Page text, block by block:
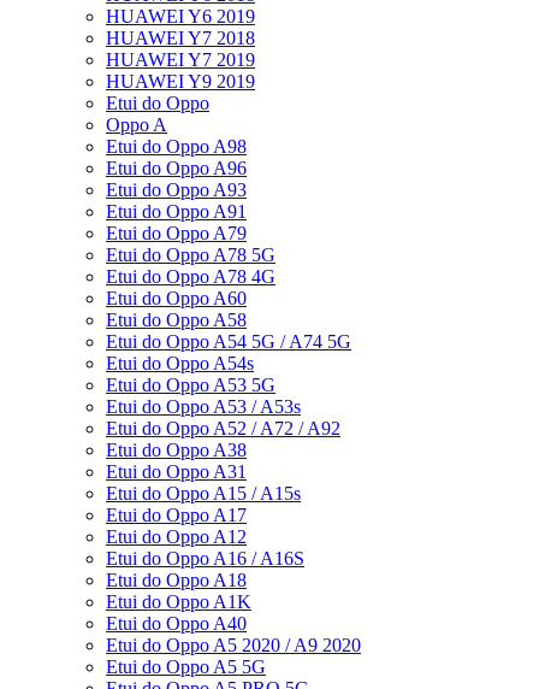
HUAWEI Y6 2019
HUAWEI Y7 2018
HUAWEI Y7 2019
HUAWEI Y9 2019
Etui do Oppo
Oppo A
Etui do Oppo A98
Etui do Oppo A96
Etui do Oppo A93
Etui do Oppo A91
Etui do Oppo A79
Etui do Oppo A78 5G
Etui do Oppo A78 4G
Etui do Oppo A60
Etui do Oppo A58
Etui do Oppo A54 5G / A74 5G
Etui do Oppo A54s
Etui do Oppo A53 5G
Etui do Oppo A53 / A53s
Etui do Oppo A52 / A72 / A92
Etui do Oppo A38
Etui do Oppo A31
Etui do Oppo A15 / A15s
Etui do Oppo A17
Etui do Oppo A12
Etui do Oppo A16 / A16S
Etui do Oppo A18
Etui do Oppo A1K
Etui do Oppo A40
Etui do Oppo A5 2020 / A9 2020
Etui do Oppo A5 5G